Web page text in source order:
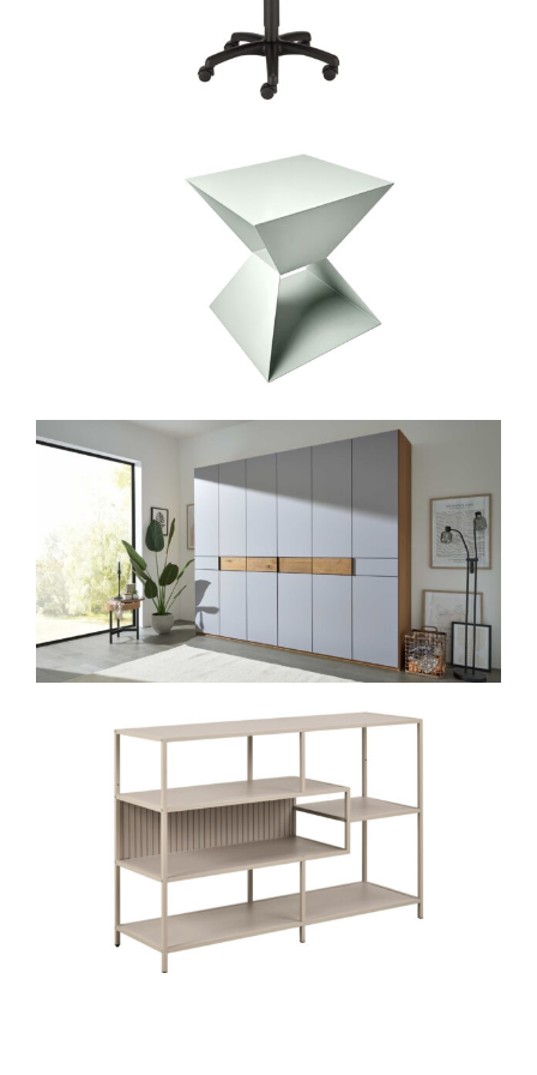
sichern! Dieser hochwertige
Ausstellungsschrankist
– schnell sein
Artikelnummer: 00027062